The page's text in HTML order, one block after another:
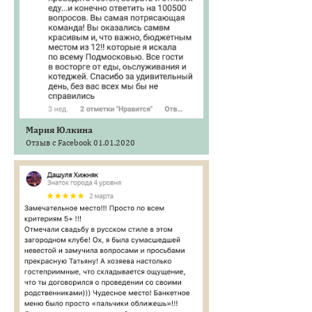
Мария Юлкина
Отзыв с Facebook 01.01.2020